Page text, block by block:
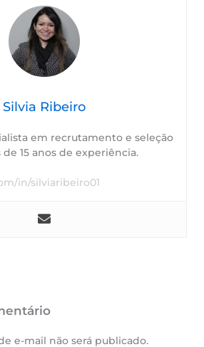
Silvia Ribeiro
em recrutamento e seleção
15 anos de experiência.
in/silviaribeiro01
e-mail não será publicado.